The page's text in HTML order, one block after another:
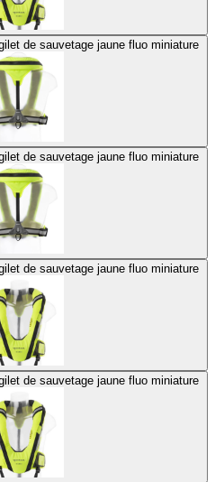
sauvetage jaune fluo miniature
sauvetage jaune fluo miniature
sauvetage jaune fluo miniature
sauvetage jaune fluo miniature